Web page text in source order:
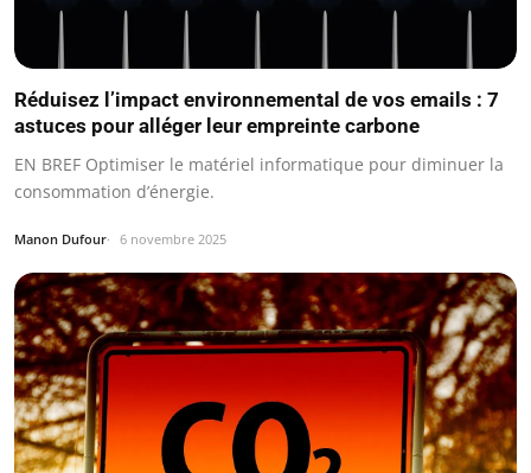
Réduisez l’impact environnemental de vos emails : 7
astuces pour alléger leur empreinte carbone
EN BREF Optimiser le matériel informatique pour diminuer la
consommation d’énergie.
Manon Dufour 6 novembre 2025